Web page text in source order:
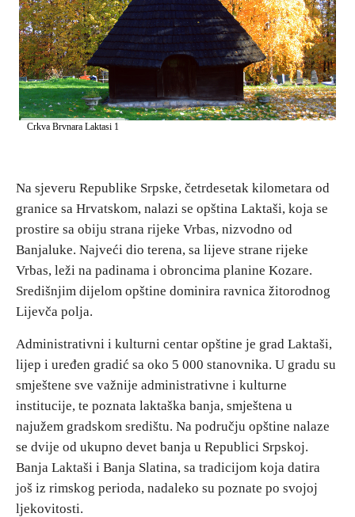
Otkrij Srpsku
Crkva Brvnara Laktasi 1
Na sjeveru Republike Srpske, četrdesetak kilometara od
granice sa Hrvatskom, nalazi se opština Laktaši, koja se
prostire sa obiju strana rijeke Vrbas, nizvodno od
Banjaluke. Najveći dio terena, sa lijeve strane rijeke
Vrbas, leži na padinama i obroncima planine Kozare.
Središnjim dijelom opštine dominira ravnica žitorodnog
Lijevča polja.
Administrativni i kulturni centar opštine je grad Laktaši,
lijep i uređen gradić sa oko 5 000 stanovnika. U gradu su
smještene sve važnije administrativne i kulturne
institucije, te poznata laktaška banja, smještena u
najužem gradskom središtu. Na području opštine nalaze
se dvije od ukupno devet banja u Republici Srpskoj.
Banja Laktaši i Banja Slatina, sa tradicijom koja datira
još iz rimskog perioda, nadaleko su poznate po svojoj
ljekovitosti.